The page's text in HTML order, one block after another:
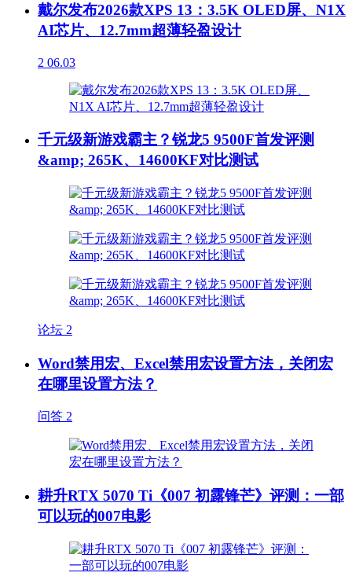
戴尔发布2026款XPS 13：3.5K OLED屏、N1X
AI芯片、12.7mm超薄轻盈设计
2 06.03
千元级新游戏霸主？锐龙5 9500F首发评测
&amp; 265K、14600KF对比测试
论坛 2
Word禁用宏、Excel禁用宏设置方法，关闭宏
在哪里设置方法？
问答 2
耕升RTX 5070 Ti《007 初露锋芒》评测：一部
可以玩的007电影